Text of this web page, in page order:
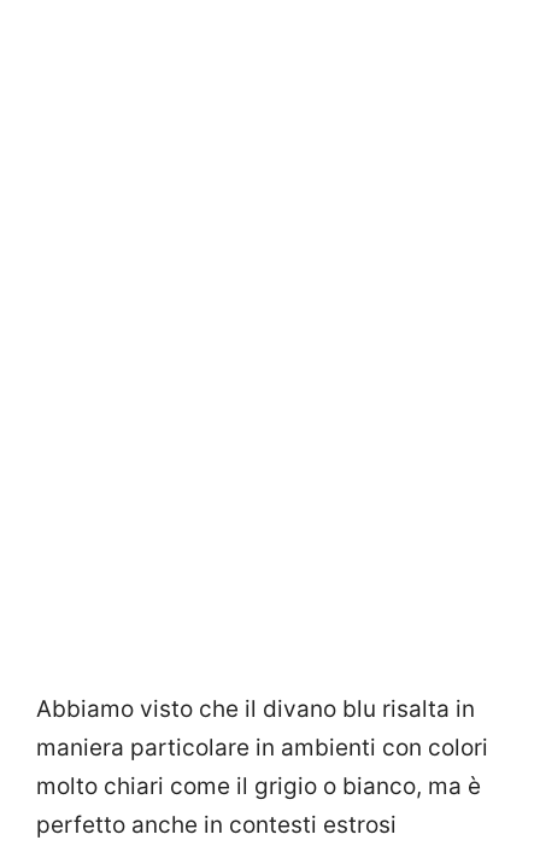
Abbiamo visto che il divano blu risalta in
maniera particolare in ambienti con colori
molto chiari come il grigio o bianco, ma è
perfetto anche in contesti estrosi